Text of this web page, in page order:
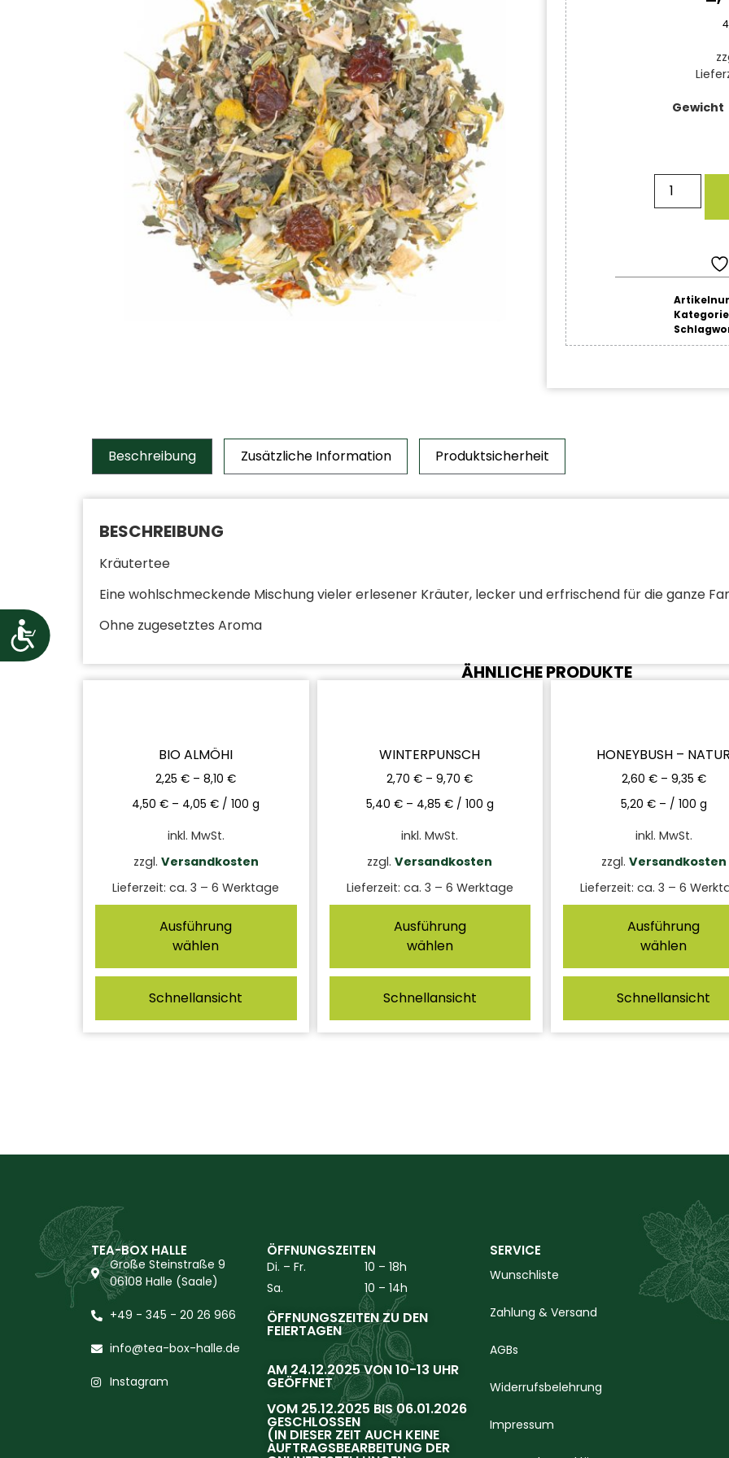
Gewicht
Beschreibung Zusätzliche Information Produktsicherheit
BESCHREIBUNG
Kräutertee
Eine wohlschmeckende Mischung vieler erlesener Kräuter, lecker und erfrischend für die ganze
Ohne zugesetztes Aroma
ÄHNLICHE PRODUKTE
BIO ALMÖHI
2,25€ –8,10€
4,50€ – 4,05€ /100 g
inkl. MwSt.
zzgl. Versandkosten
Lieferzeit:ca. 3 – 6 Werktage
Ausführung
wählen
Schnellansicht
WINTERPUNSCH
2,70€ –9,70€
5,40 €– 4,85 €/ 100 g
inkl. MwSt.
zzgl.Versandkosten
Lieferzeit: ca. 3 – 6 Werktage
Ausführung
wählen
Schnellansicht
HONEYBUSH – NATUR
2,60 €– 9,35 €
5,20 €– / 100 g
inkl. MwSt.
zzgl. Versandkosten
Lieferzeit:ca. 3 – 6
Ausführung
wählen
Schnellansicht
TEA-BOX HALLE
Große Steinstraße 9
06108 Halle (Saale)
+49 - 345 - 20 26 966
info@tea-box-halle.de
Instagram
ÖFFNUNGSZEITEN
Di. – Fr.
10 – 18h
Sa.
10 – 14h
ÖFFNUNGSZEITEN ZU DEN
FEIERTAGEN
AM 24.12.2025 VON 10-13 UHR
GEÖFFNET
VOM 25.12.2025 BIS 06.01.2026
GESCHLOSSEN
(IN DIESER ZEIT AUCH KEINE
AUFTRAGSBEARBEITUNG DER
SERVICE
Wunschliste
Zahlung & Versand
AGBs
Widerrufsbelehrung
Impressum